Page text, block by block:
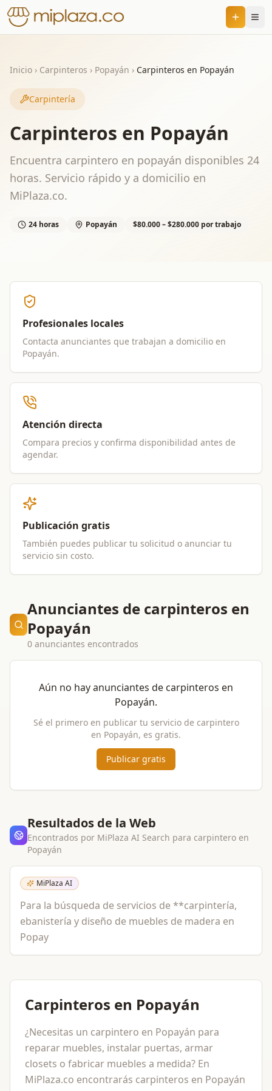
Inicio › Carpinteros › Popayán › Carpinteros en Popayán
Carpintería
Carpinteros en Popayán
Encuentra carpintero en popayán disponibles 24
horas. Servicio rápido y a domicilio en
MiPlaza.co.
24 horas Popayán $80.000 – $280.000 por trabajo
Profesionales locales
Contacta anunciantes que trabajan a domicilio en
Popayán.
Atención directa
Compara precios y confirma disponibilidad antes de
agendar.
Publicación gratis
También puedes publicar tu solicitud o anunciar tu
servicio sin costo.
Anunciantes de carpinteros en
Popayán
0 anunciantes encontrados
Aún no hay anunciantes de carpinteros en
Popayán.
Sé el primero en publicar tu servicio de carpintero
en Popayán, es gratis.
Publicar gratis
Resultados de la Web
Encontrados por MiPlaza AI Search para carpintero en
Popayán
MiPlaza AI
Para la búsqueda de servicios de **carpintería,
ebanistería y diseño de muebles de madera en
Popay
Carpinteros en Popayán
¿Necesitas un carpintero en Popayán para
reparar muebles, instalar puertas, armar
closets o fabricar muebles a medida? En
MiPlaza.co encontrarás carpinteros en Popayán